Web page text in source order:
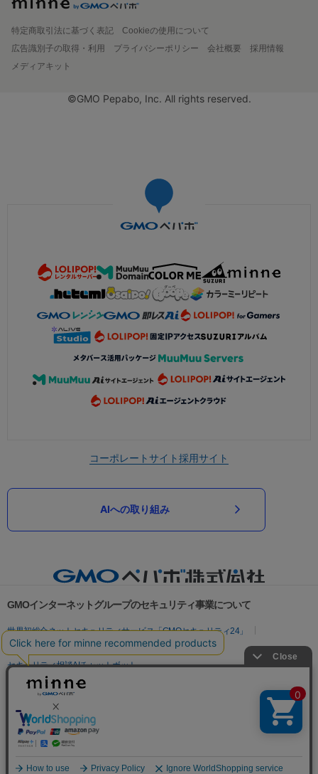
特定商取引法に基づく表記
Cookieの使用について
広告識別子の取得・利用
プライバシーポリシー 会社概要
採用情報
メディアキット
©GMO Pepabo, Inc. All rights reserved.
コーポレートサイト採用サイト
AIへの取り組み
GMOインターネットグループのセキュリティ事業について
世界初総合ネットセキュリティサービス「GMOセキュリティ24」
パスワード漏洩診断
Webサイトリスク診断
セキュリティ相談AIチャットボット
実在証明・盗聴対策
サイバー攻撃対策（GMO Flatt Security）
セキュリティ事業の軌跡